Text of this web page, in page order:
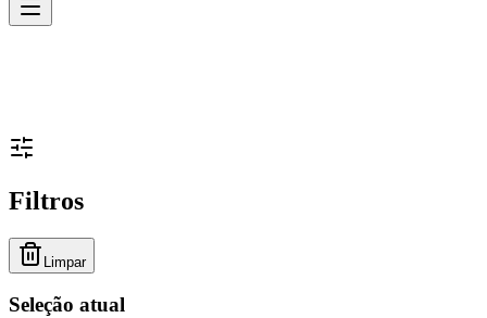
Filtros
Limpar
Seleção atual